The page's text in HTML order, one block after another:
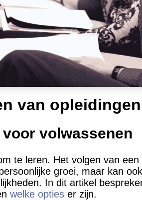
van
volwassenen
te leren. Het volgen van
groei, maar kan
In dit artikel
welke optieser zijn.